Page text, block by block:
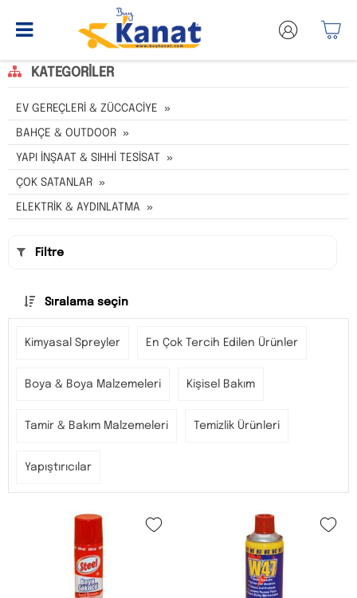
KATEGORILER
EV GEREÇLERİ & ZÜCCACİYE
BAHÇE & OUTDOOR
YAPI İNŞAAT & SIHHİ TESİSAT
ÇOK SATANLAR
ELEKTRİK & AYDINLATMA
Filtre
Sıralama seçin
Kimyasal Spreyler En Çok Tercih Edilen Ürünler
Boya & Boya Malzemeleri Kişisel Bakım
Tamir & Bakım Malzemeleri Temizlik Ürünleri
Yapıştırıcılar